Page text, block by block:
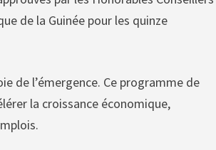
de la Guinée pour les quinze
de l’émergence. Ce programme de
la croissance économique,